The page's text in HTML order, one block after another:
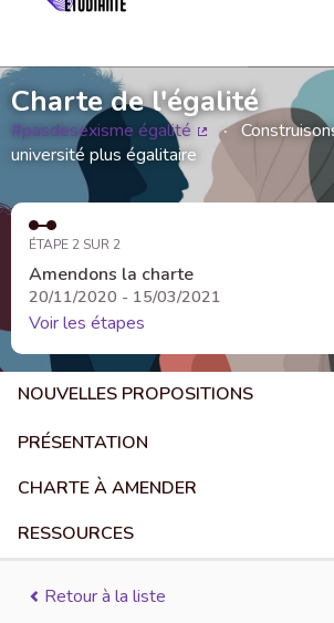
Charte de l'égalité
#pasdesexisme égalité
(Lien externe)
université plus égalitaire
ÉTAPE 2 SUR 2
Amendons la charte
20/11/2020 - 15/03/2021
Voir les étapes
NOUVELLES PROPOSITIONS
PRÉSENTATION
CHARTE À AMENDER
RESSOURCES
Retour à la liste